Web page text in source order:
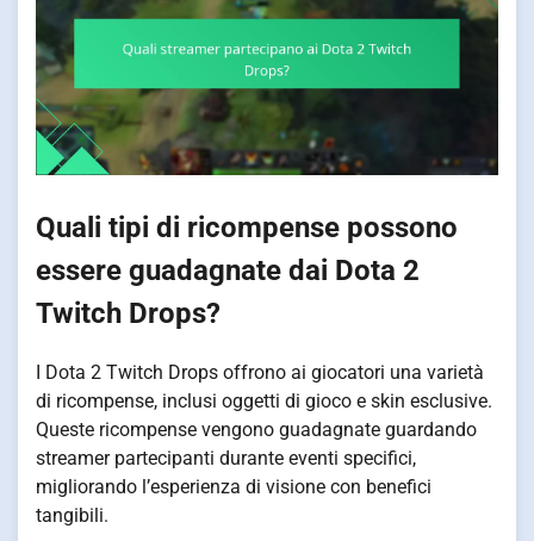
Quali tipi di ricompense possono
essere guadagnate dai Dota 2
Twitch Drops?
I Dota 2 Twitch Drops offrono ai giocatori una varietà
di ricompense, inclusi oggetti di gioco e skin esclusive.
Queste ricompense vengono guadagnate guardando
streamer partecipanti durante eventi specifici,
migliorando l’esperienza di visione con benefici
tangibili.